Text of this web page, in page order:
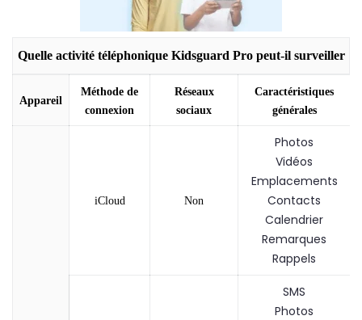
Quelle activité téléphonique Kidsguard Pro peut-il surveiller
Appareil
Méthode de
connexion
Réseaux
sociaux
Caractéristiques
générales
iCloud Non
Photos
Vidéos
Emplacements
Contacts
Calendrier
Remarques
Rappels
SMS
Photos